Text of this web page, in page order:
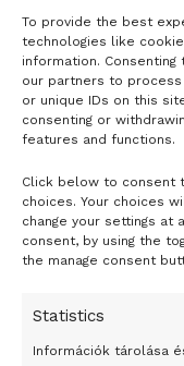
To provide the best
technologies like
information.
our partners to
or unique IDs on this
consenting or
features and functions.
Click below to consent
choices. Your choices
change your settings at
consent, by using the
the manage consent
Statistics
Információk tárolása